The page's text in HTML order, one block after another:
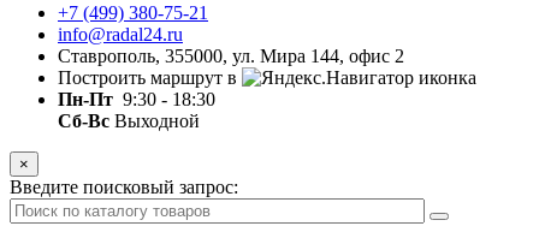
+7 (499) 380-75-21
info@radal24.ru
Ставрополь, 355000, ул. Мира 144, офис 2
Построить маршрут в
Пн-Пт 9:30 - 18:30
Сб-Вс Выходной
×
Введите поисковый запрос: